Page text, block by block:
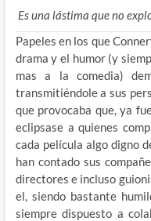
Es una lástima que no
Papeles en los que
drama y el humor (y
mas a la comedia)
transmitiéndole a sus
que provocaba que, ya
eclipsase a quienes
cada película algo digno
han contado sus
directores e incluso
el, siendo bastante
siempre dispuesto a